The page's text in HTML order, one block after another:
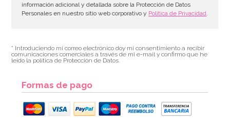
información adicional y detallada sobre la Protección de Datos
Personales en nuestro sitio web corporativo y Política de Privacidad.
* Introduciendo mi correo electrónico doy mi consentimiento a recibir
comunicaciones comerciales a través de mi e-mail y confirmo que he
leído la política de Protección de Datos.
Formas de pago